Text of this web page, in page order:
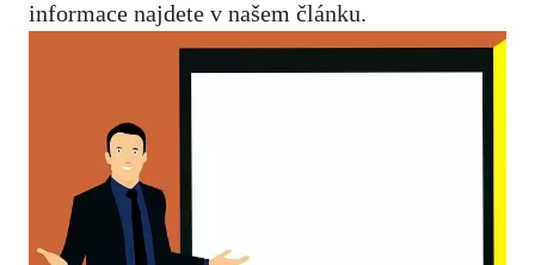
informace najdete v⁤ našem‍ článku.